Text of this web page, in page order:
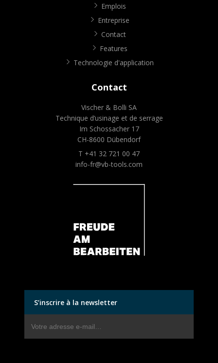
Emplois
Entreprise
Contact
Features
Technologie d'application
Contact
Vischer & Bolli SA
Technique d’usinage et de serrage
Im Schossacher 17
CH-8600 Dübendorf
T +41 32 721 00 47
info-fr@vb-tools.com
S’inscrire à la newsletter